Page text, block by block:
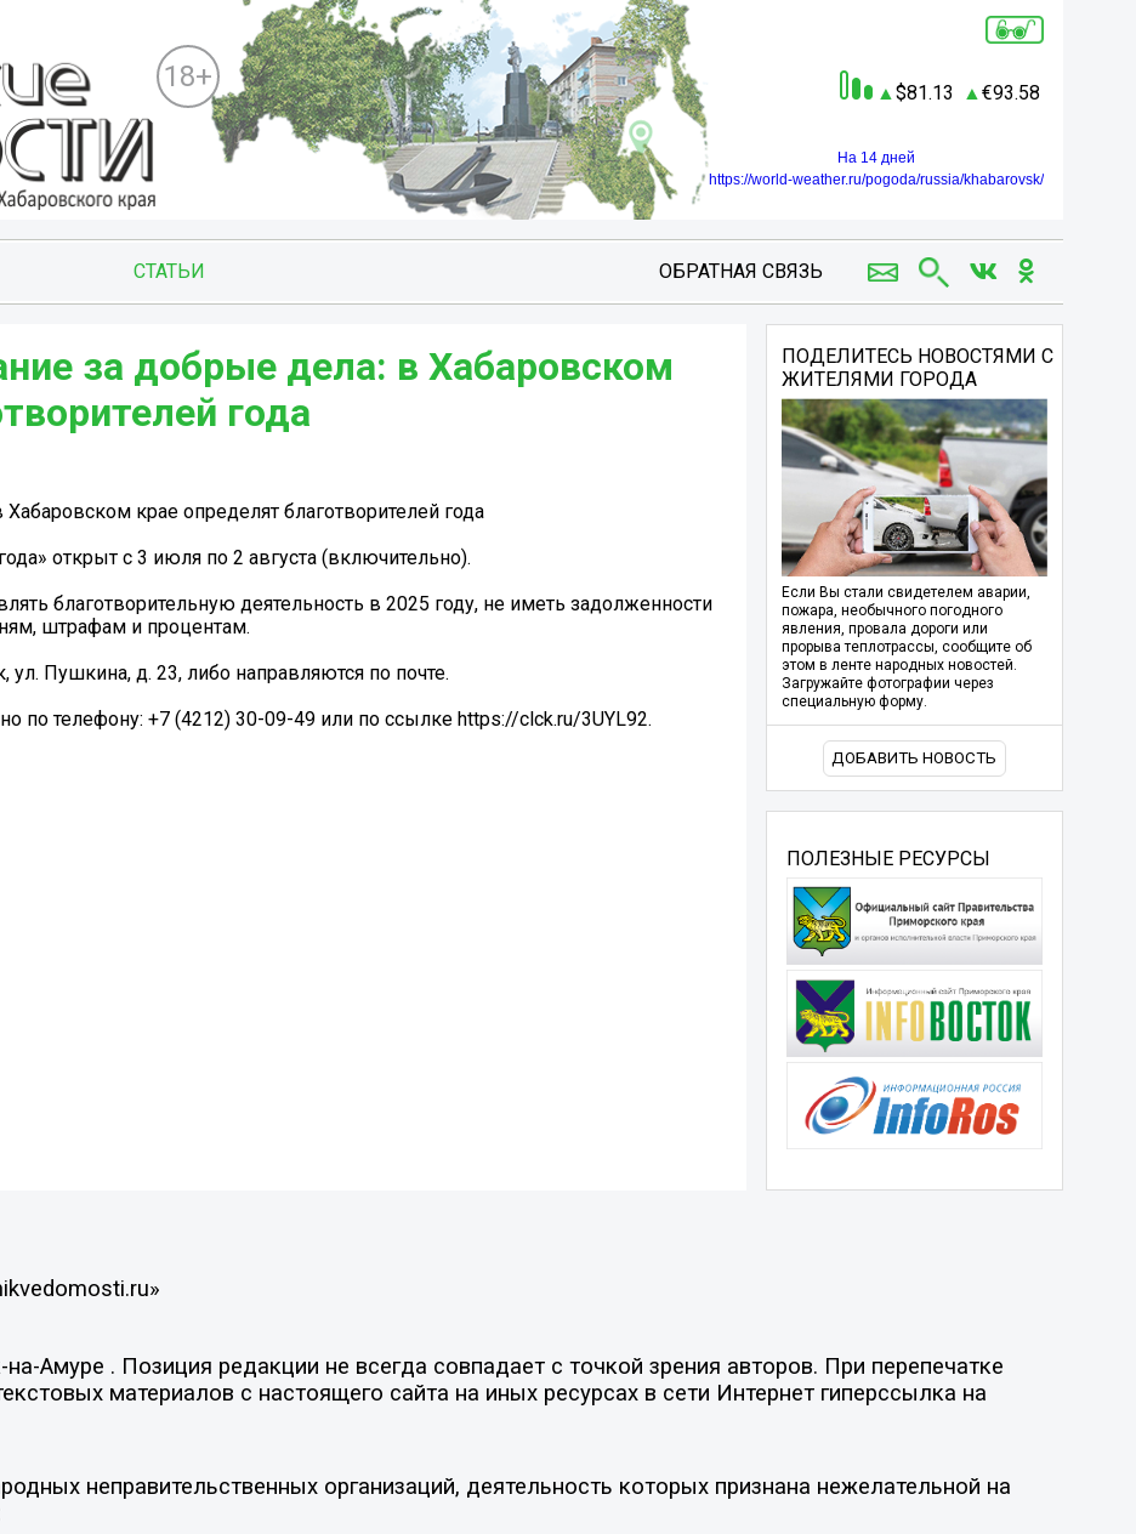
18+
81.13 93.58
На 14 дней
https://world-weather.ru/pogoda/russia/khabarovsk/
СТАТЬИ ОБРАТНАЯ СВЯЗЬ
за добрые дела: в Хабаровском
года
крае определят благотворителей года
открыт с 3 июля по 2 августа (включительно).
благотворительную деятельность в 2025 году, не иметь задолженности
штрафам и процентам.
ул. Пушкина, д. 23, либо направляются по почте.
телефону: +7 (4212) 30-09-49 или по ссылке https://clck.ru/3UYL92.
ПОДЕЛИТЕСЬ НОВОСТЯМИ С
ЖИТЕЛЯМИ ГОРОДА
Если Вы стали свидетелем аварии,
пожара, необычного погодного
явления, провала дороги или
прорыва теплотрассы, сообщите об
этом в ленте народных новостей.
Загружайте фотографии через
специальную форму.
ДОБАВИТЬ НОВОСТЬ
ПОЛЕЗНЫЕ РЕСУРСЫ
Амуре . Позиция редакции не всегда совпадает с точкой зрения авторов. При перепечатке
материалов с настоящего сайта на иных ресурсах в сети Интернет гиперссылка на
неправительственных организаций, деятельность которых признана нежелательной на